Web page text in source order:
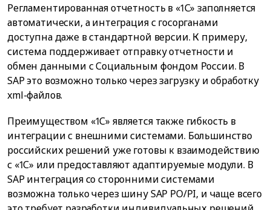
Регламентированная отчетность в «1С» заполняется
автоматически, а интеграция с госорганами
доступна даже в стандартной версии. К примеру,
система поддерживает отправку отчетности и
обмен данными с Социальным фондом России. В
SAP это возможно только через загрузку и обработку
xml-файлов.
Преимуществом «1С» является также гибкость в
интеграции с внешними системами. Большинство
российских решений уже готовы к взаимодействию
с «1С» или предоставляют адаптируемые модули. В
SAP интеграция со сторонними системами
возможна только через шину SAP PO/PI, и чаще всего